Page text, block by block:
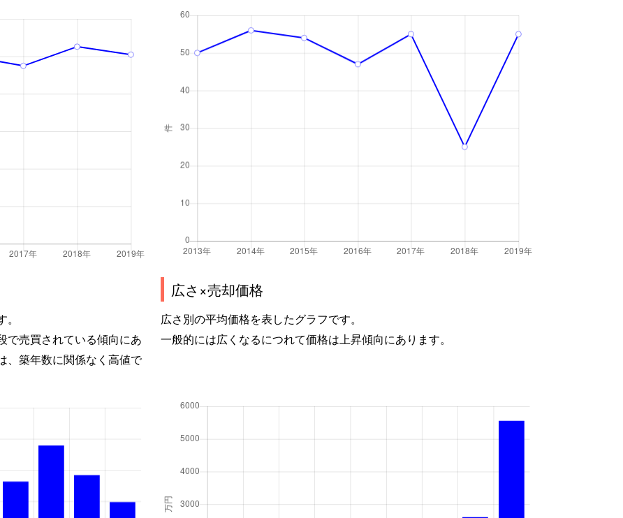
で売買されている傾向にあ
、築年数に関係なく高値で
広さ×売却価格
広さ別の平均価格を表したグラフです。
一般的には広くなるにつれて価格は上昇傾向にあります。